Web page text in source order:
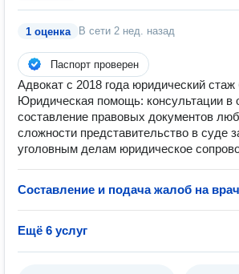
1 оценка В сети 2 нед. назад
Паспорт проверен
Адвокат с 2018 года юридический
Юридическая помощь: консультации в
составление правовых документов
сложности представительство в суде
уголовным делам юридическое
Составление и подача жалоб на
Ещё 6 услуг